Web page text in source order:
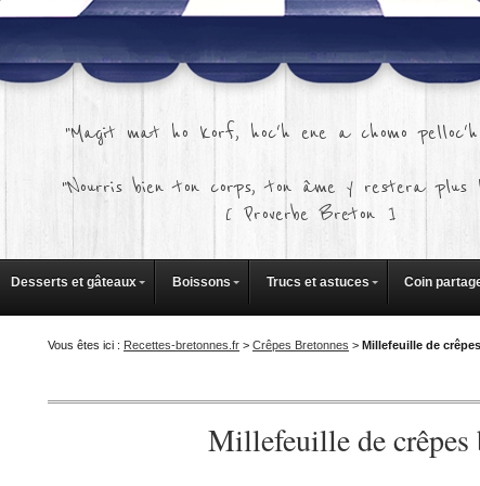
"Magit mat ho korf, hoc'h ene a chomo
"Nourris bien ton corps, ton âme y restera plus
[ Proverbe Breton ]
Desserts et gâteaux Boissons Trucs et astuces Coin
Vous êtes ici : Recettes-bretonnes.fr > Crêpes Bretonnes > Millefeuille de
Millefeuille de crêpes